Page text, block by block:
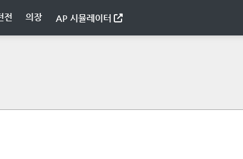
전 의장 AP 시뮬레이터